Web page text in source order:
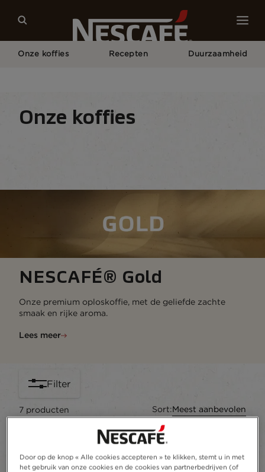
Onze koffies Recepten Duurzaamheid
Onze koffies
NESCAFÉ® Gold
Onze premium oploskoffie, met de geliefde zachte
smaak en rijke aroma.
Lees meer
Filter
7 producten Sort:Meest aanbevolen
Door op de knop « Alle cookies accepteren » te klikken, stemt u in met
het gebruik van onze cookies en de cookies van partnerbedrijven (of